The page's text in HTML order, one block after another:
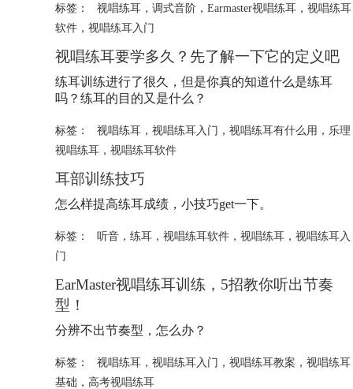
标签： 视唱练耳， 调式音阶， Earmaster视唱练耳， 视唱练耳
软件 ， 视唱练耳入门
视唱练耳要学多久？先了解一下它的定义吧
练耳训练进行了很久，但是你真的知道什么是练耳
吗？练耳的目的又是什么？
标签： 视唱练耳， 视唱练耳入门 ， 视唱练耳有什么用 ， 乐理
视唱练耳 ， 视唱练耳软件
耳部训练技巧
怎么样提高练耳成绩，小技巧get一下。
标签： 听音， 练耳， 视唱练耳软件， 视唱练耳， 视唱练耳入
门
EarMaster视唱练耳训练，5招教你听出节奏
型！
分辨不出节奏型，怎么办？
标签： 视唱练耳， 视唱练耳入门 ， 视唱练耳教案 ， 视唱练耳
基础 ， 高考视唱练耳